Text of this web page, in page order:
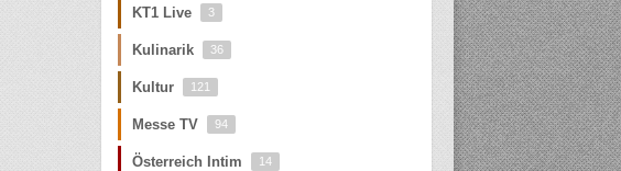
KT1 Live 3
Kulinarik 36
Kultur 121
Messe TV 94
Österreich Intim 14